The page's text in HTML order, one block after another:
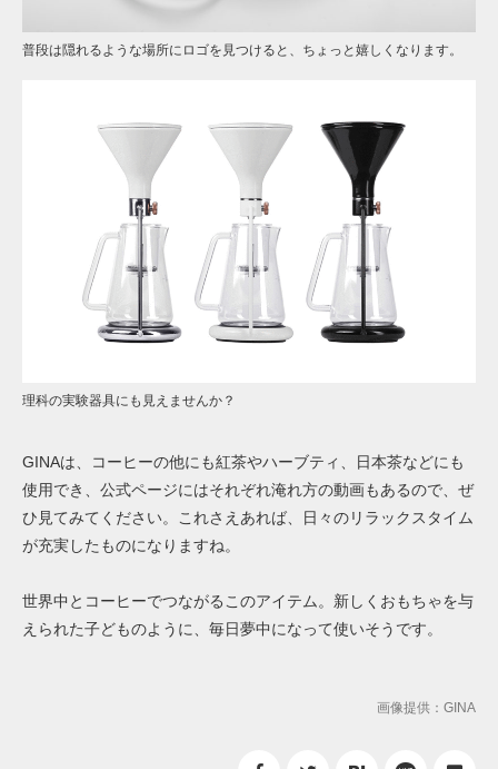
普段は隠れるような場所にロゴを見つけると、ちょっと嬉しくなります。
理科の実験器具にも見えませんか？
GINAは、コーヒーの他にも紅茶やハーブティ、日本茶などにも
使用でき、公式ページにはそれぞれ淹れ方の動画もあるので、ぜ
ひ見てみてください。これさえあれば、日々のリラックスタイム
が充実したものになりますね。
世界中とコーヒーでつながるこのアイテム。新しくおもちゃを与
えられた子どものように、毎日夢中になって使いそうです。
画像提供：GINA